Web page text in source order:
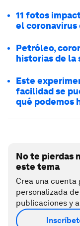
11 fotos
el coronavirus
Petróleo,
historias de la
Este
facilidad se
qué podemos
No te pierdas
este tema
Crea una
personalizada
publicaciones y